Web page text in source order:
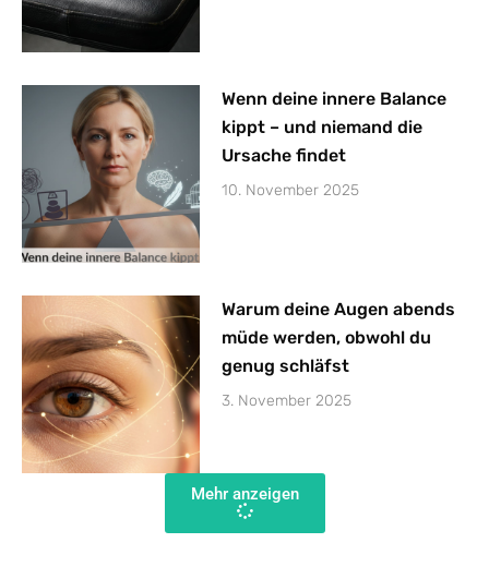
Wenn deine innere Balance
kippt – und niemand die
Ursache findet
10. November 2025
Warum deine Augen abends
müde werden, obwohl du
genug schläfst
3. November 2025
Mehr anzeigen